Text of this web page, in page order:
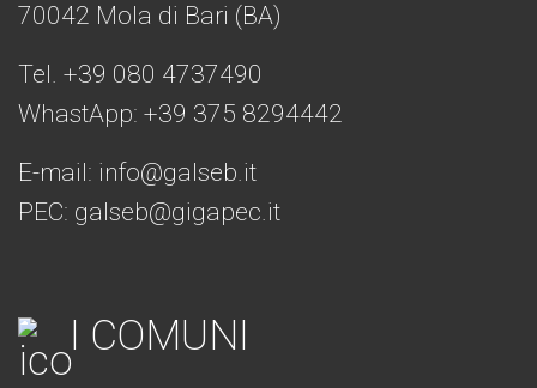
70042 Mola di Bari (BA)
Tel. +39 080 4737490
WhastApp: +39 375 8294442
E-mail: info@galseb.it
PEC: galseb@gigapec.it
I COMUNI